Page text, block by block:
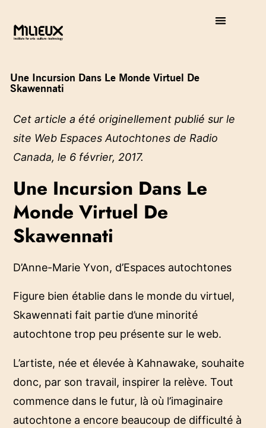
Une Incursion Dans Le Monde Virtuel De
Skawennati
Cet article a été originellement publié surle
site Web Espaces Autochtones de Radio
Canada, le 6 février, 2017.
Une Incursion Dans Le
Monde Virtuel De
Skawennati
D’Anne-Marie Yvon, d’Espaces autochtones
Figure bien établie dans le monde du virtuel,
Skawennati fait partie d’une minorité
autochtone trop peu présente sur le web.
L’artiste, née et élevée à Kahnawake, souhaite
donc, par son travail, inspirer la relève. Tout
commence dans le futur, là où l’imaginaire
autochtone a encore beaucoup de difficulté à